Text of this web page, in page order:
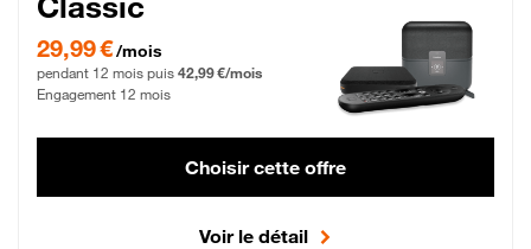
29,99 € par mois pendant 12 mois puis 42,99 € par mois, Engagement 12 mois
29,99 €/mois
pendant 12 mois puis 42,99 €/mois
Engagement 12 mois
Choisir cette offre
Voir le détail